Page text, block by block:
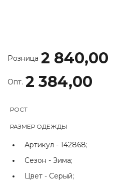
Розница 2 840,00
Опт. 2 384,00
РОСТ
РАЗМЕР ОДЕЖДЫ
Артикул - 142868;
Сезон - Зима;
Цвет - Серый;